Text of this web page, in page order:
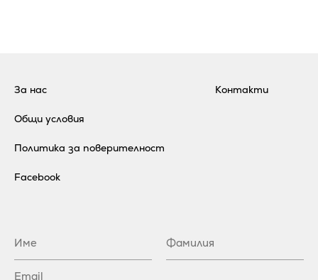
За нас
Общи условия
Политика за поверителност
Контакти
Facebook